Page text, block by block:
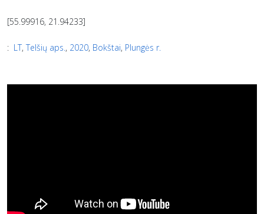
[55.99916, 21.94233]
: LT, Telšių aps. , 2020, Bokštai, Plungės r.